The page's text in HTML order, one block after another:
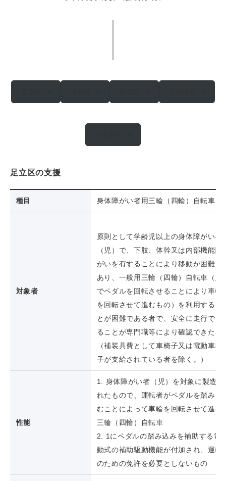
足立区の支援
種目 身体障がい者用三輪（四輪）自転車
対象者
原則として学齢児以上の身体障がい者
（児）で、下肢、体幹又は内部機能障
がいを有することにより移動が困難で
あり、一般用三輪（四輪）自転車（足
でペダルを回転させることにより車輪
を回転させて進むもの）を利用するこ
とが困難である者で、安全に走行でき
ることが専門職等により確認できた者
（補装具費として車椅子又は電動車椅
子が支給されている者を除く。）
性能
1. 身体障がい者（児）を対象に製造さ
れたもので、運転者がペダルを踏みこ
むことによって車輪を回転させて進む
三輪（四輪）自転車
2. 1にペダルの踏み込みを補助する電
動式の補助駆動機能が付加され、運転
のための免許を必要としないもの